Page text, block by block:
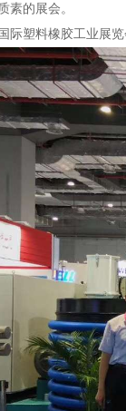
素的展会。
际塑料橡胶工业展